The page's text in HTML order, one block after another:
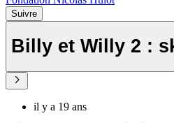
Suivre
Billy et Willy 2 :
il y a 19 ans